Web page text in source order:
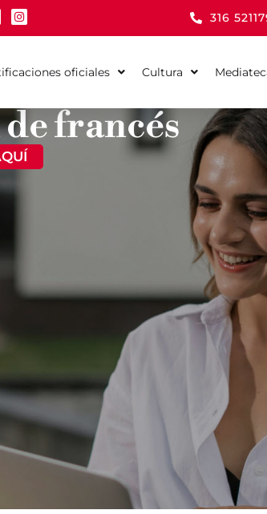
316
oficiales Cultura
francés